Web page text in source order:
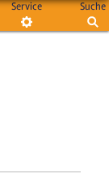
Service Suche